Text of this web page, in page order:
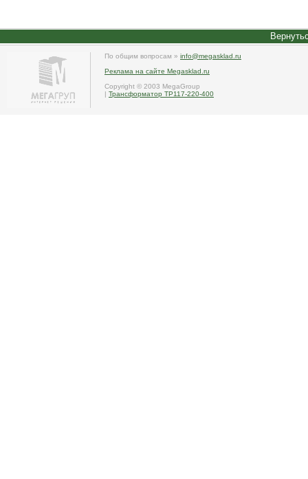
По общим вопросам » info@megasklad.ru
Реклама на сайте Megasklad.ru
Copyright © 2003 MegaGroup
| Трансформатор ТР117-220-400